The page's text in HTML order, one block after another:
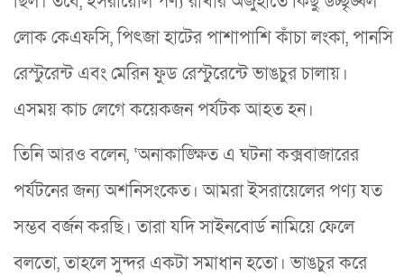
লোক কেএফসি, পিৎজা হাটের পাশাপাশি কাঁচা লংকা, পানসি
রেস্টুরেন্ট এবং মেরিন ফুড রেস্টুরেন্টে ভাঙচুর চালায়।
এসময় কাচ লেগে কয়েকজন পর্যটক আহত হন।
তিনি আরও বলেন, ‘অনাকাঙ্ক্ষিত এ ঘটনা কক্সবাজারের
পর্যটনের জন্য অশনিসংকেত। আমরা ইসরায়েলের পণ্য যত
সম্ভব বর্জন করছি। তারা যদি সাইনবোর্ড নামিয়ে ফেলে
বলতো, তাহলে সুন্দর একটা সমাধান হতো। ভাঙচুর করে